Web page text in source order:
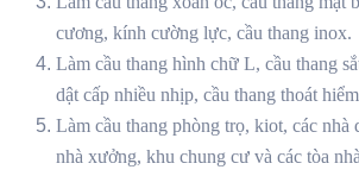
cương, kính cường lực, cầu thang inox.
Làm cầu thang hình chữ L, cầu thang
dật cấp nhiều nhịp, cầu thang thoát
Làm cầu thang phòng trọ, kiot, các nhà
nhà xưởng, khu chung cư và các tòa